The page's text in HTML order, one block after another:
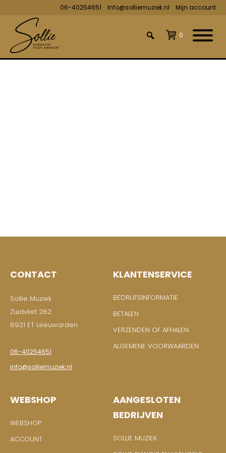
06-40254651 Info@solliemuziek.nl Mijn account
0
CONTACT
Sollie Muziek
Zuidvliet 282
8921 ET Leeuwarden
06-40254651
info@solliemuziek.nl
KLANTENSERVICE
BEDRIJFSINFORMATIE
BETALEN
VERZENDEN OF AFHALEN
ALGEMENE VOORWAARDEN
WEBSHOP
WEBSHOP
ACCOUNT
AANGESLOTEN
BEDRIJVEN
SOLLIE MUZIEK